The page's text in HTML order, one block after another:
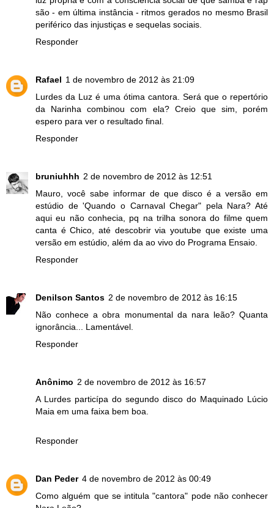
são - em última instância - ritmos gerados no mesmo Brasil
periférico das injustiças e sequelas sociais.
Responder
Rafael 1 de novembro de 2012 às 21:09
Lurdes da Luz é uma ótima cantora. Será que o repertório
da Narinha combinou com ela? Creio que sim, porém
espero para ver o resultado final.
Responder
bruniuhhh 2 de novembro de 2012 às 12:51
Mauro, você sabe informar de que disco é a versão em
estúdio de 'Quando o Carnaval Chegar" pela Nara? Até
aqui eu não conhecia, pq na trilha sonora do filme quem
canta é Chico, até descobrir via youtube que existe uma
versão em estúdio, além da ao vivo do Programa Ensaio.
Responder
Denilson Santos 2 de novembro de 2012 às 16:15
Não conhece a obra monumental da nara leão? Quanta
ignorância... Lamentável.
Responder
Anônimo 2 de novembro de 2012 às 16:57
A Lurdes particípa do segundo disco do Maquinado Lúcio
Maia em uma faixa bem boa.
Responder
Dan Peder 4 de novembro de 2012 às 00:49
Como alguém que se intitula "cantora" pode não conhecer